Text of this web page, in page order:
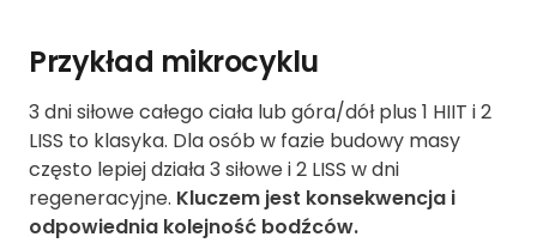
Przykład mikrocyklu
3 dni siłowe całego ciała lub góra/dół plus 1 HIIT i 2
LISS to klasyka. Dla osób w fazie budowy masy
często lepiej działa 3 siłowe i 2 LISS w dni
regeneracyjne. Kluczem jest konsekwencja i
odpowiednia kolejność bodźców.